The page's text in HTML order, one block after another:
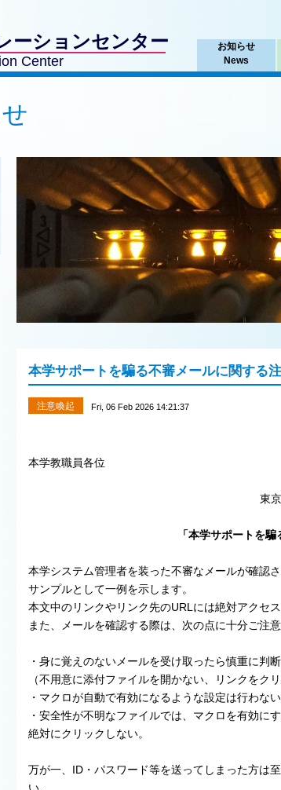
ーションセンター
Center
お知らせ
News
本学サポートを騙る不審メールに関する
注意喚起 Fri, 06 Feb 2026 14:21:37
本学教職員各位
東
「本学サポートを
本学システム管理者を装った不審なメールが確認さ
サンプルとして一例を示します。
本文中のリンクやリンク先のURLには絶対アクセス
また、メールを確認する際は、次の点に十分ご注意
・身に覚えのないメールを受け取ったら慎重に判
（不用意に添付ファイルを開かない、リンクをクリ
・マクロが自動で有効になるような設定は行わない
・安全性が不明なファイルでは、マクロを有効に
絶対にクリックしない。
万が一、ID・パスワード等を送ってしまった方は